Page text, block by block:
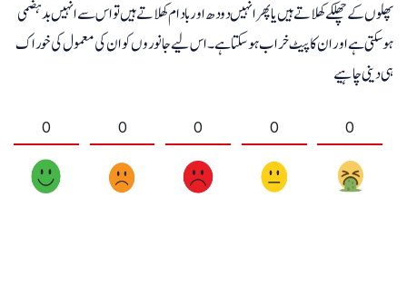
پھلوں کے چھلکے کھلاتے ہیں یا پھر انہیں دودھ اور بادام کھلاتے ہیں تو اس سے انہیں بدہضمی
ہوسکتی ہے اور ان کا پیٹ خراب ہوسکتا ہے۔ اس لیے جانوروں کو ان کی معمول کی خوراک
ہی دینی چاہیے
0 0 0 0 0